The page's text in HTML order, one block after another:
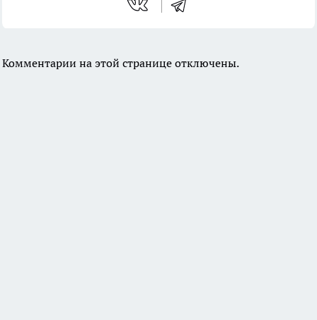
Комментарии на этой странице отключены.